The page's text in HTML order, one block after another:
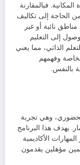
المكانية. فبالمقارنة
الحاجة إلى تكاليف
نائية أو غير
إلى التعليم
الذاتي، مما يعني
وفهمهم
بالنفس.
وهي تجربة
يهدف هذا البرنامج
الأكاديمية
مؤهلين يقدمون